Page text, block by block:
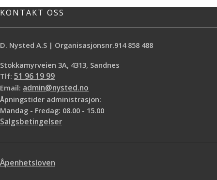
KONTAKT OSS
D. Nysted A.S | Organisasjonsnr.914 858 488
Stokkamyrveien 3A, 4313, Sandnes
Tlf: 51 96 19 99
Email: admin@nysted.no
Åpningstider administrasjon:
Mandag - Fredag: 08.00 - 15.00
Salgsbetingelser
Åpenhetsloven